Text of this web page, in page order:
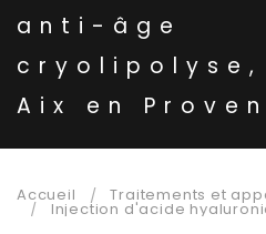
anti-âge
cryolipolyse,
Aix en
Accueil Traitements et
Injection d'acide